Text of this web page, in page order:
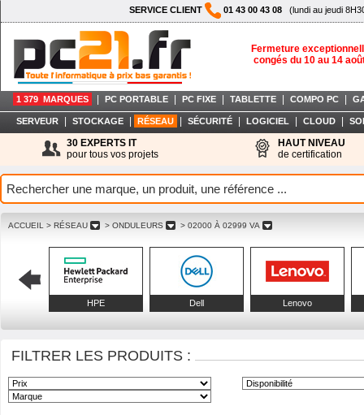
SERVICE CLIENT 01 43 00 43 08 (lundi au jeudi
Fermeture
congés du 10 au 14
1 379 MARQUES PC PORTABLE PC FIXE TABLETTE COMPO PC
SERVEUR STOCKAGE RÉSEAU SÉCURITÉ LOGICIEL CLOUD
30 EXPERTS IT
pour tous vos projets
HAUT NIVEAU
de certification
ACCUEIL > RÉSEAU > ONDULEURS > 02000 À 02999 VA
HPE Dell Lenovo
FILTRER LES PRODUITS :